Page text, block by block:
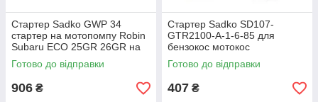
Стартер Sadko GWP 34
стартер на мотопомпу Robin
Subaru ECO 25GR 26GR на
мотоножиці
Готово до відправки
906 ₴
Стартер Sadko SD107-
GTR2100-A-1-6-85 для
бензокос мотокос
бензотример
Готово до відправки
407 ₴